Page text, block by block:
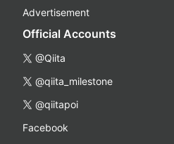
Advertisement
Official Accounts
@Qiita
@qiita_milestone
@qiitapoi
Facebook